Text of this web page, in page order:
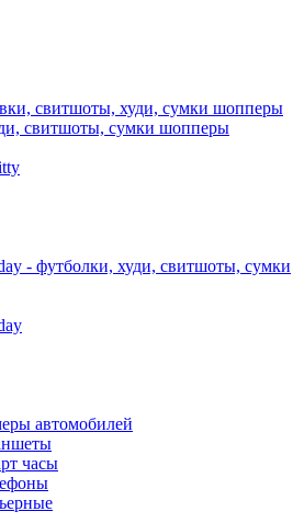
свитшоты, худи, сумки шопперы
свитшоты, сумки шопперы
- футболки, худи, свитшоты, сумки
автомобилей
часы